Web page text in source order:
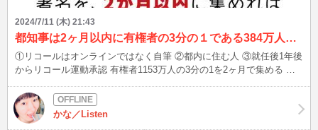
2024/7/11 (木) 21:43
都知事は2ヶ月以内に有権者の3分の１である384万人の署名集めればリコールできる
①リコールはオンラインではなく自筆 ②都内に住む人 ③就任後1年後
からリコール運動承認 有権者1153万人の3分の1を2ヶ月で集める 自
https://gsepn.net/koikeyuriko/ 理論上は可能だけど、実現させるの難
しそう💦 少なくとも、来年まで辞めさせられないのね（ ; ; ） インボ
イス反対運動で58万でしょ？？ 参考資料 https://chng.it/hs9mkvZLkg
かな／Listen